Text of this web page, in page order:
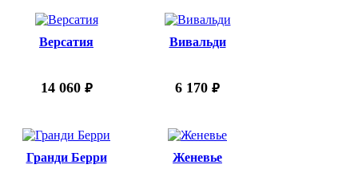
Версатия
14 060 руб.
Вивальди
6 170 руб.
Гранди Берри Женевье